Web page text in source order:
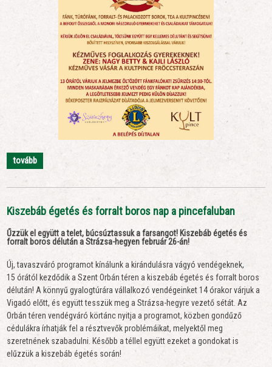
tovább
Kiszebáb égetés és forralt boros nap a pincefaluban
Űzzük el együtt a telet, búcsúztassuk a farsangot! Kiszebáb égetés és
forralt boros délután a Strázsa-hegyen február 26-án!
Új, tavaszváró programot kínálunk a kirándulásra vágyó vendégeknek,
15 órától kezdődik a Szent Orbán téren a kiszebáb égetés és forralt boros
délután! A könnyű gyalogtúrára vállalkozó vendégeinket 14 órakor várjuk a
Vigadó előtt, és együtt tesszük meg a Strázsa-hegyre vezető sétát. Az
Orbán téren vendégváró körtánc nyitja a programot, közben gondűző
cédulákra írhatják fel a résztvevők problémáikat, melyektől meg
szeretnének szabadulni. Később a téllel együtt ezeket a gondokat is
elűzzük a kiszebáb égetés során!